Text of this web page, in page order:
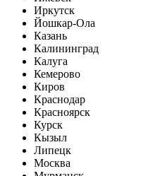
Иркутск
Йошкар-Ола
Казань
Калининград
Калуга
Кемерово
Киров
Краснодар
Красноярск
Курск
Кызыл
Липецк
Москва